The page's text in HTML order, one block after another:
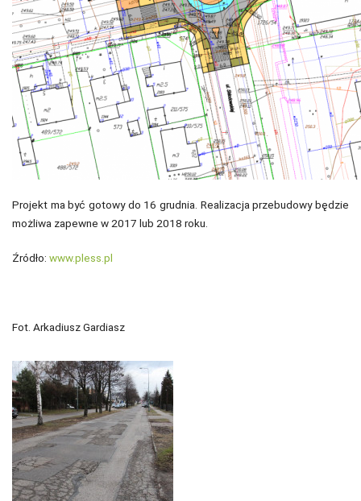
Projekt ma być gotowy do 16 grudnia. Realizacja przebudowy będzie
możliwa zapewne w 2017 lub 2018 roku.
Źródło: www.pless.pl
Fot. Arkadiusz Gardiasz